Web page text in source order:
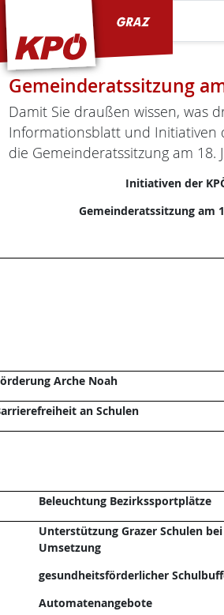
Gemeinderatssitzung
Damit Sie draußen wissen, was
Informationsblatt und Initiativen
die Gemeinderatssitzung am 18.
Initiativen der
Gemeinderatssitzung am
Arche Noah
an Schulen
Beleuchtung Bezirkssportplätze
Unterstützung Grazer Schulen
Umsetzung
gesundheitsförderlicher
Automatenangebote